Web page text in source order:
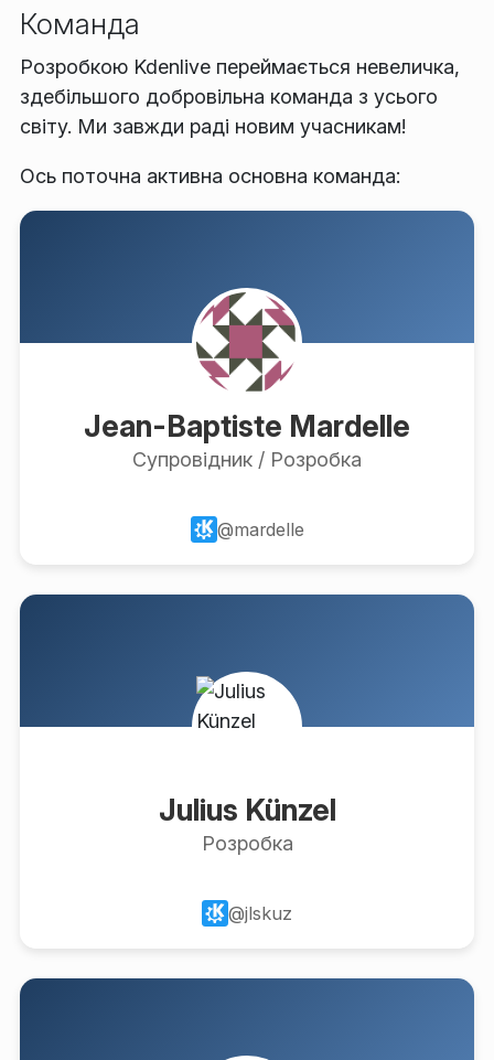
Команда
Розробкою Kdenlive переймається невеличка,
здебільшого добровільна команда з усього
світу. Ми завжди раді новим учасникам!
Ось поточна активна основна команда:
Jean-Baptiste Mardelle
Супровідник / Розробка
@mardelle
Julius Künzel
Розробка
@jlskuz